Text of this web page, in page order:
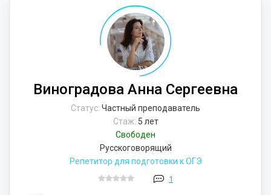
Виноградова Анна Сергеевна
Статус: Частный преподаватель
Стаж: 5 лет
Свободен
Русскоговорящий
Репетитор для подготовки к ОГЭ
1